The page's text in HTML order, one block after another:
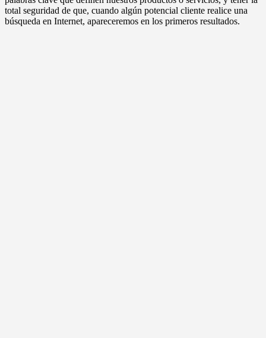
total seguridad de que, cuando algún potencial cliente realice una
búsqueda en Internet, apareceremos en los primeros resultados.